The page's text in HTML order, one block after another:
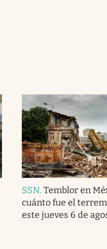
SSN.Temblor en
cuánto fue el
este jueves 6 de